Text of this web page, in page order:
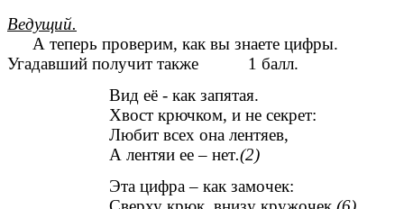
Ведущий.
А теперь проверим, как вы знаете цифры.
Угадавший получит также 1 балл.
Вид её - как запятая.
Хвост крючком, и не секрет:
Любит всех она лентяев,
А лентяи ее – нет.(2)
Эта цифра – как замочек: